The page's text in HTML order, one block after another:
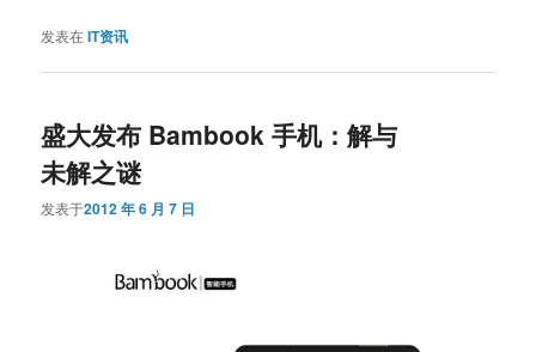
发表在IT资讯
盛大发布 Bambook 手机：解与
未解之谜
发表于2012 年 6 月 7 日